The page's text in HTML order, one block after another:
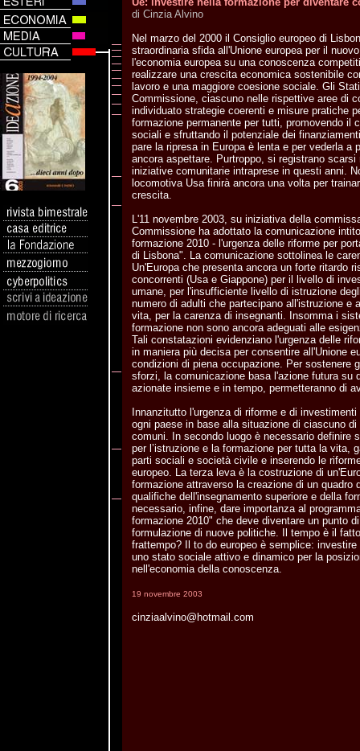
di Cinzia Alvino
Nel marzo del 2000 il Consiglio europeo di
straordinaria sfida all'Unione europea per il
l'economia europea su una conoscenza
realizzare una crescita economica sostenibile
lavoro e una maggiore coesione sociale. Gli
Commissione, ciascuno nelle rispettive aree di
individuato strategie coerenti e misure pratiche
formazione permanente per tutti, promovendo il
sociali e sfruttando il potenziale dei
pare la ripresa in Europa è lenta e per vederla a
ancora aspettare. Purtroppo, si registrano
iniziative comunitarie intraprese in questi anni.
locomotiva Usa finirà ancora una volta per
crescita.
L'11 novembre 2003, su iniziativa della
Commissione ha adottato la comunicazione
formazione 2010 - l'urgenza delle riforme per
di Lisbona". La comunicazione sottolinea le
Un'Europa che presenta ancora un forte ritardo
concorrenti (Usa e Giappone) per il livello di
umane, per l'insufficiente livello di istruzione
numero di adulti che partecipano all'istruzione e
vita, per la carenza di insegnanti. Insomma i
formazione non sono ancora adeguati alle
Tali constatazioni evidenziano l'urgenza delle
in maniera più decisa per consentire all'Unione
condizioni di piena occupazione. Per sostenere
sforzi, la comunicazione basa l'azione futura su
azionate insieme e in tempo, permetteranno di
Innanzitutto l'urgenza di riforme e di
ogni paese in base alla situazione di ciascuno
comuni. In secondo luogo è necessario definire
per l’istruzione e la formazione per tutta la vita,
parti sociali e società civile e inserendo le
europeo. La terza leva è la costruzione di
formazione attraverso la creazione di un quadro
qualifiche dell'insegnamento superiore e della
necessario, infine, dare importanza al
formazione 2010" che deve diventare un punto
formulazione di nuove politiche. Il tempo è il
frattempo? Il to do europeo è semplice:
uno stato sociale attivo e dinamico per la
nell'economia della conoscenza.
19 novembre 2003
cinziaalvino@hotmail.com